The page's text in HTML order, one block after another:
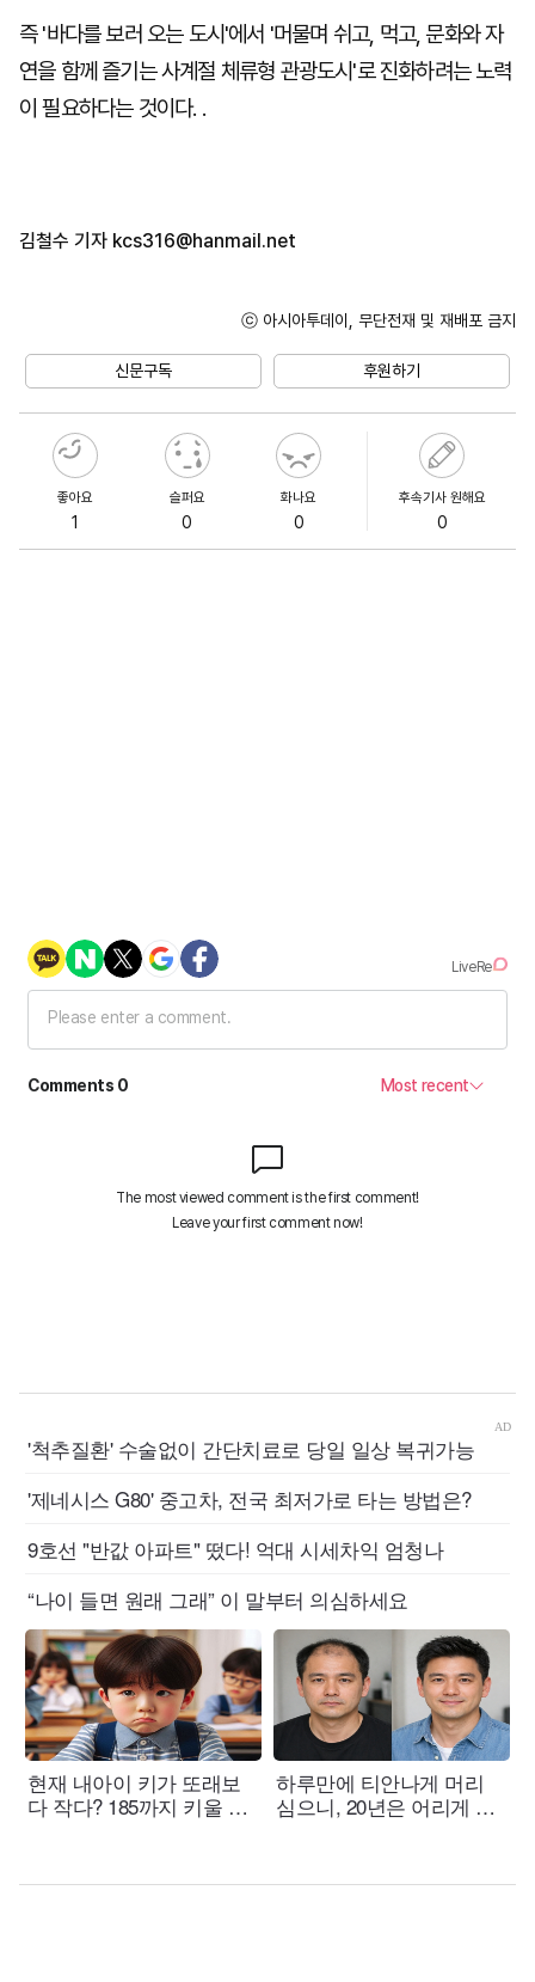
즉 '바다를 보러 오는 도시'에서 '머물며 쉬고, 먹고, 문화와 자
연을 함께 즐기는 사계절 체류형 관광도시'로 진화하려는 노력
이 필요하다는 것이다. .
김철수 기자 kcs316@hanmail.net
ⓒ 아시아투데이, 무단전재 및 재배포 금지
신문구독 후원하기
좋아요
1
슬퍼요
0
화나요
0
후속기사 원해요
0